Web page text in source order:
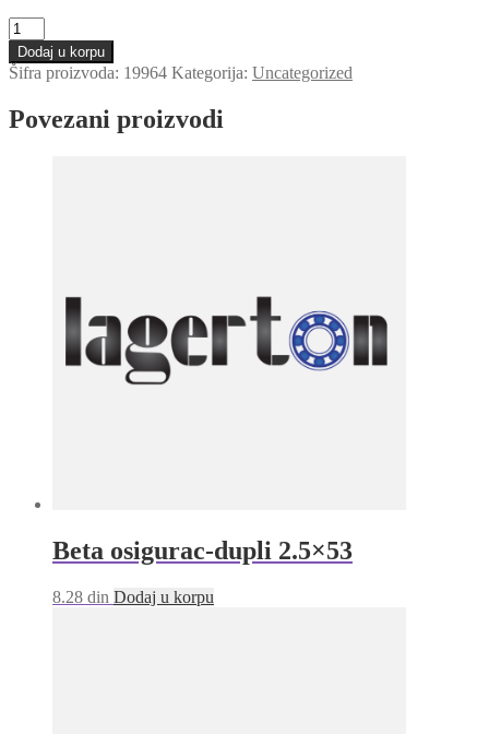
Kais
10x0975
Li(997Lw=1013La)
OPTIBELT
Dodaj u korpu
Šifra proizvoda: 19964 Kategorija: Uncategorized
Povezani proizvodi
Beta osigurac-dupli 2.5×53
8.28 din Dodaj u korpu